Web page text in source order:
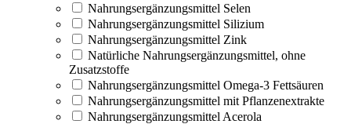
Nahrungsergänzungsmittel Selen
Nahrungsergänzungsmittel Silizium
Nahrungsergänzungsmittel Zink
Natürliche Nahrungsergänzungsmittel, ohne
Zusatzstoffe
Nahrungsergänzungsmittel Omega-3 Fettsäuren
Nahrungsergänzungsmittel mit Pflanzenextrakte
Nahrungsergänzungsmittel Acerola